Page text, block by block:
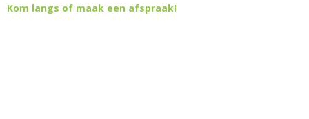
Kom langs of maak een afspraak!